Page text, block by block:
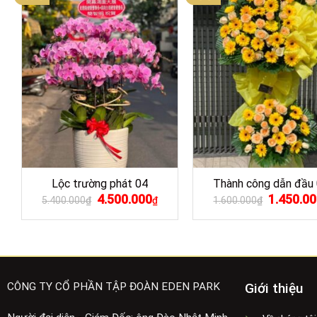
Lộc trường phát 04
5.400.000₫ Giá
gốc
là:
4.500.000₫Giá
hiện
tại
Thành công dẫn đầu
1.600.000₫ Giá
gốc
là:
CÔNG TY CỔ PHẦN TẬP ĐOÀN EDEN PARK Giới thiệu